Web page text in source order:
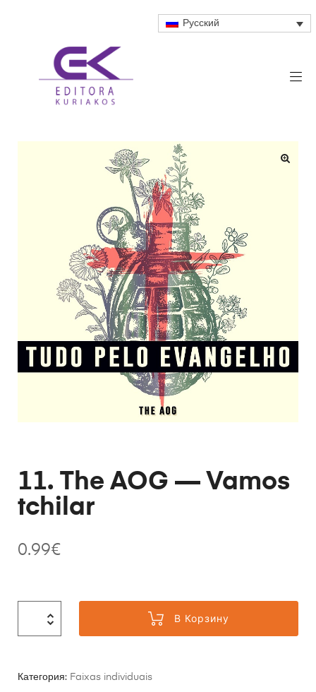
Русский
11. The AOG — Vamos
tchilar
0.99€
В Корзину
Категория: Faixas individuais